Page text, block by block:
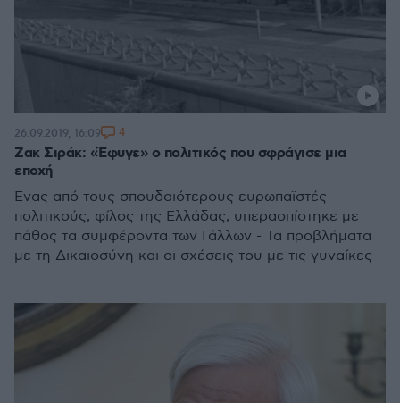
Ζακ Σιράκ: «Έφυγε» ο πολιτικός που σφράγισε μια
εποχή
Ένας από τους σπουδαιότερους ευρωπαϊστές
πολιτικούς, φίλος της Ελλάδας, υπερασπίστηκε με
πάθος τα συμφέροντα των Γάλλων - Τα προβλήματα
με τη Δικαιοσύνη και οι σχέσεις του με τις γυναίκες
26.09.2019, 16:09 4